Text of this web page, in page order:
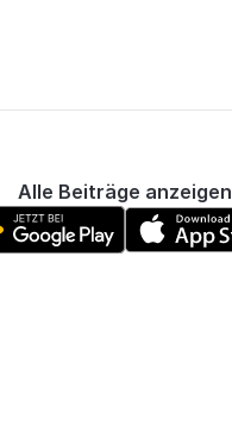
Alle Beiträge anzeigen